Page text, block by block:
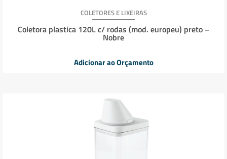
COLETORES E LIXEIRAS
Coletora plastica 120L c/ rodas (mod. europeu) preto –
Nobre
Adicionar ao Orçamento